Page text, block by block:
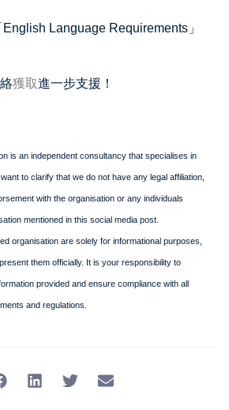
Language Requirements」
獲取進一步支援！
is an independent consultancy that specialises in
to clarify that we do not have any legal affiliation,
with the organisation or any individuals
mentioned in this social media post.
organisation are solely for informational purposes,
them officially. It is your responsibility to
provided and ensure compliance with all
and regulations.